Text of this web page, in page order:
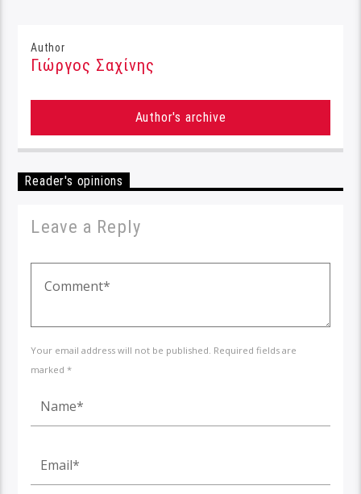
Author
Γιώργος Σαχίνης
Author's archive
Reader's opinions
Leave a Reply
Your email address will not be published. Required fields are
marked *